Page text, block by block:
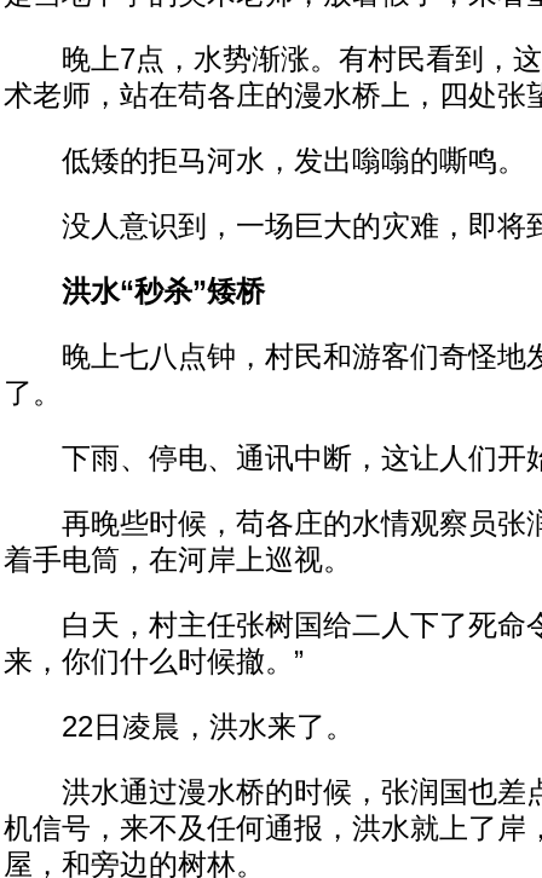
晚上7点，水势渐涨。有村民看到，这
术老师，站在苟各庄的漫水桥上，四处张
低矮的拒马河水，发出嗡嗡的嘶鸣。
没人意识到，一场巨大的灾难，即将
洪水“秒杀”矮桥
晚上七八点钟，村民和游客们奇怪地
了。
下雨、停电、通讯中断，这让人们开
再晚些时候，苟各庄的水情观察员张
着手电筒，在河岸上巡视。
白天，村主任张树国给二人下了死命
来，你们什么时候撤。”
22日凌晨，洪水来了。
洪水通过漫水桥的时候，张润国也差
机信号，来不及任何通报，洪水就上了岸
屋，和旁边的树林。